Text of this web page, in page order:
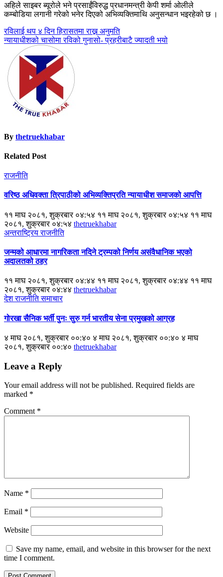
अहिले साइबर ब्यूरोले भने प्रसाईंविरुद्ध प्रधानमन्त्री केपी शर्मा ओलीले
कम्बोडिया लगानी गरेको भनेर दिएको अभिव्यक्तिमाथि अनुसन्धान भइरहेको छ ।
Post
navigation
रविलाई थप ४ दिन हिरासतमा राख्न अनुमति
न्यायाधीशको चासोमा रविको गुनासो- प्रहरीबाटै ज्यादती भयो
By thetruekhabar
Related Post
राजनीति
वरिष्ठ अधिवक्ता त्रिपाठीको अभिव्यक्तिप्रति न्यायाधीश समाजको आपत्ति
११ माघ २०८१, शुक्रबार ०४:५४ ११ माघ २०८१, शुक्रबार ०४:५४ ११ माघ
२०८१, शुक्रबार ०४:५४ thetruekhabar
अन्तराष्ट्रियराजनीति
जन्मको आधारमा नागरिकता नदिने ट्रम्पको निर्णय असंवैधानिक भएको
अदालतको ठहर
११ माघ २०८१, शुक्रबार ०४:४४ ११ माघ २०८१, शुक्रबार ०४:४४ ११ माघ
२०८१, शुक्रबार ०४:४४ thetruekhabar
देशराजनीतिसमाचार
गोरखा सैनिक भर्ती पुनः सुरु गर्न भारतीय सेना प्रमुखको आग्रह
४ माघ २०८१, शुक्रबार ००:४० ४ माघ २०८१, शुक्रबार ००:४० ४ माघ
२०८१, शुक्रबार ००:४० thetruekhabar
Leave a Reply
Your email address will not be published. Required fields are
marked *
Comment *
Name *
Email *
Website
Save my name, email, and website in this browser for the next
time I comment.